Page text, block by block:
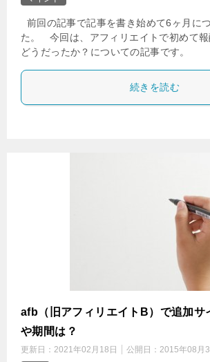
前回の記事で記事を書き始めて6ヶ月に
た。 今回は、アフィリエイトで初めて報
どうだったか？についての記事です。
続きを読む
afb（旧アフィリエイトB）で追加サ
や期間は？
更新日： 2021年02月18日 公開日： 2015年08月